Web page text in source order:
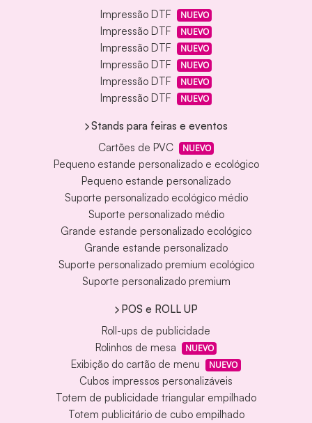
Impressão DTF
NUEVO
Impressão DTF NUEVO
Impressão DTF NUEVO
Impressão DTF NUEVO
Impressão DTF NUEVO
Impressão DTF NUEVO
Stands para feiras e eventos
Cartões de PVC
NUEVO
Pequeno estande personalizado e ecológico
Pequeno estande personalizado
Suporte personalizado ecológico médio
Suporte personalizado médio
Grande estande personalizado ecológico
Grande estande personalizado
Suporte personalizado premium ecológico
Suporte personalizado premium
POS e ROLL UP
Roll-ups de publicidade
Rolinhos de mesa
NUEVO
Exibição do cartão de menu NUEVO
Cubos impressos personalizáveis
Totem de publicidade triangular empilhado
Totem publicitário de cubo empilhado